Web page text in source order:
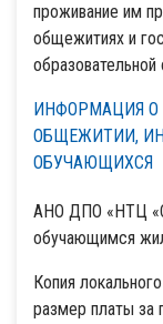
проживание им
общежитиях и
образовательной
ИНФОРМАЦИЯ
ОБЩЕЖИТИИ,
ОБУЧАЮЩИХСЯ
АНО ДПО «НТЦ
обучающимся
Копия
размер платы